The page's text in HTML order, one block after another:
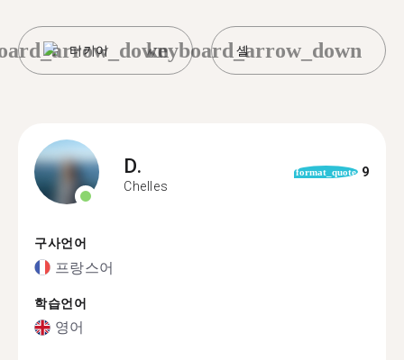
터키어 셸
keyboard_arrow_down
D.
Chelles
format_quote 9
구사언어
프랑스어
학습언어
영어